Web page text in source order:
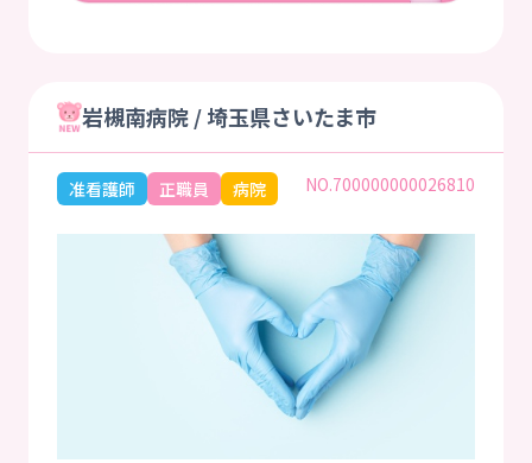
岩槻南病院 / 埼玉県さいたま市
准看護師 正職員 病院 NO.700000000026810